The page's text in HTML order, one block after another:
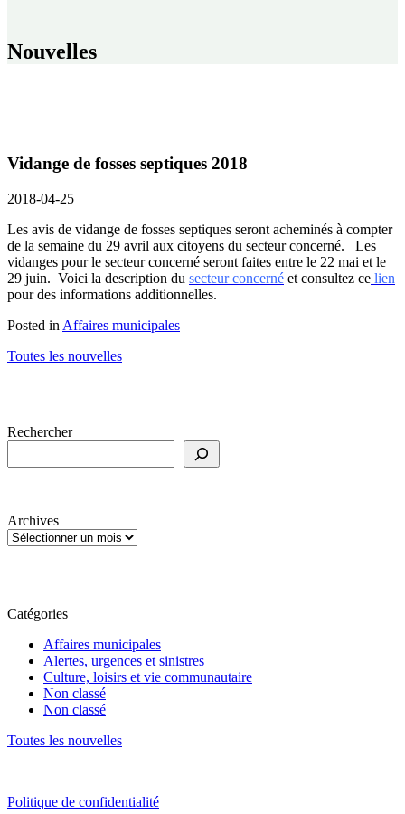
Nouvelles
Vidange de fosses septiques 2018
2018-04-25
Les avis de vidange de fosses septiques seront acheminés à compter
de la semaine du 29 avril aux citoyens du secteur concerné. Les
vidanges pour le secteur concerné seront faites entre le 22 mai et le
29 juin. Voici la description du secteur concerné et consultez ce lien
pour des informations additionnelles.
Posted in Affaires municipales
Toutes les nouvelles
Rechercher
Archives
Catégories
Affaires municipales
Alertes, urgences et sinistres
Culture, loisirs et vie communautaire
Non classé
Non classé
Toutes les nouvelles
Politique de confidentialité